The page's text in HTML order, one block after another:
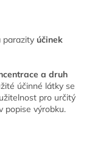
parazity účinek
a druh
účinné látky se
pro určitý
popise výrobku.